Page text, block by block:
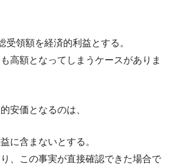
受領額を経済的利益とする。
高額となってしまうケースがありま
安価となるのは、
に含まないとする。
、この事実が直接確認できた場合で